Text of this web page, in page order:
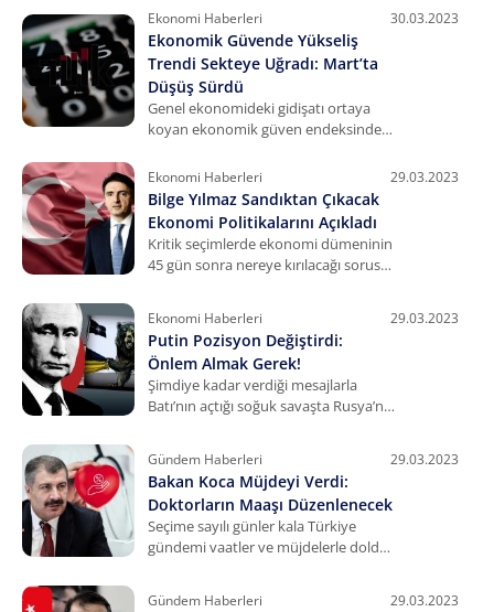
içeriği ve detayları hakkında bilgi
verdi.
Ekonomi Haberleri 30.03.2023
Ekonomik Güvende Yükseliş
Trendi Sekteye Uğradı: Mart’ta
Düşüş Sürdü
Genel ekonomideki gidişatı ortaya
koyan ekonomik güven endeksinde
yükselişle giriş yapan endeks, yılın
üçüncü ayında ivmesini kaybetti.
Ekonomi Haberleri 29.03.2023
Bilge Yılmaz Sandıktan Çıkacak
Ekonomi Politikalarını Açıkladı
Kritik seçimlerde ekonomi dümeninin
45 gün sonra nereye kırılacağı sorusu
politikalarını paylaştı.
Ekonomi Haberleri 29.03.2023
Putin Pozisyon Değiştirdi:
Önlem Almak Gerek!
Şimdiye kadar verdiği mesajlarla
Batı’nın açtığı soğuk savaşta Rusya’nın
değişikliği sinyali verdi.
Gündem Haberleri 29.03.2023
Bakan Koca Müjdeyi Verdi:
Doktorların Maaşı Düzenlenecek
Seçime sayılı günler kala Türkiye
gündemi vaatler ve müjdelerle doldu.
Gündem Haberleri 29.03.2023